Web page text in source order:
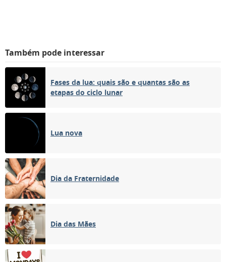
Também pode interessar
Fases da lua: quais são e quantas são as
etapas do ciclo lunar
Lua nova
Dia da Fraternidade
Dia das Mães